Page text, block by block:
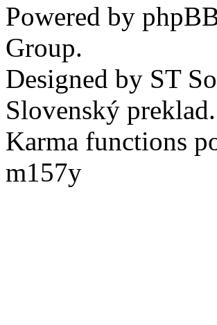
Powered by
Group.
Designed by ST
Slovenský preklad.
Karma functions
m157y